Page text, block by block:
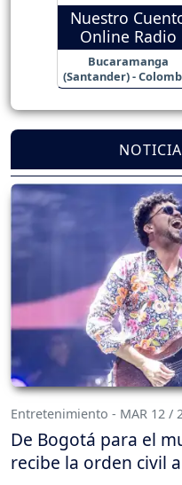
Nuestro
Online Radio
Bucaramanga
(Santander) -
Entretenimiento - MAR 12 /
De Bogotá para el
recibe la orden civil